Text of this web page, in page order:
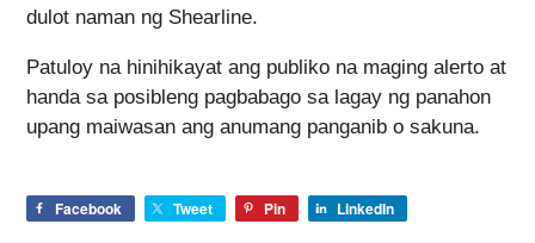
dulot naman ng Shearline.
Patuloy na hinihikayat ang publiko na maging alerto at
handa sa posibleng pagbabago sa lagay ng panahon
upang maiwasan ang anumang panganib o sakuna.
Facebook Tweet Pin LinkedIn